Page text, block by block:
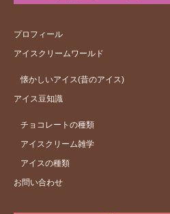
プロフィール
アイスクリームワールド
懐かしいアイス(昔のアイス)
アイス豆知識
チョコレートの種類
アイスクリーム雑学
アイスの種類
お問い合わせ